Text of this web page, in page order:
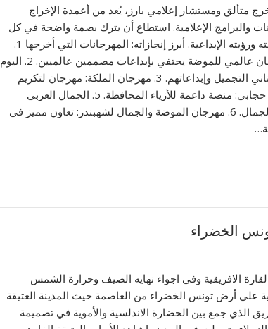
متألق ومستشار إعلامي بارز، يُعد من أعمدة الإخراج
والبرامج الإعلامية. استطاع أن يترك بصمة واضحة في كل
مشروع تولاه بفضل احترافيته ورؤيته الإبداعية. أبرز إنجازاته: المهرجانات التي أخرجها 1.
إيجي فاشون الدولي: مهرجان عالمي للموضة يحتفي بإبداعات مصممين عالميين. 2. اليوم
العالمي للكوافير: تكريم لفناني التجميل وإبداعاتهم. 3. مهرجان الملكة: مهرجان لتكريم
الإبداع النسائي. 4. مهرجان حجابي: منصة داعمة للأزياء المحافظة. 5. الجمال العربي
للإبداع: احتفاء بالمواهب والجمال. 6. مهرجان الموضة والجمال لشهبندر: تعاون مميز في
الخضراء
الافريقية وفي اجواء نهايه الصيف وحرارة الشمس
علي أرض تونس الخضراء من العاصمة حيث المدينة العتيقة
الذي جمع بين الحضارة الاندلسية والأموية في تصميمة